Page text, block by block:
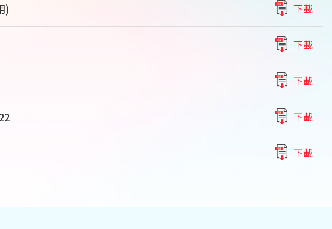
) 下載
下載
下載
下載
下載